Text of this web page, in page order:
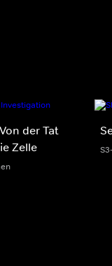
der Tat
Zelle